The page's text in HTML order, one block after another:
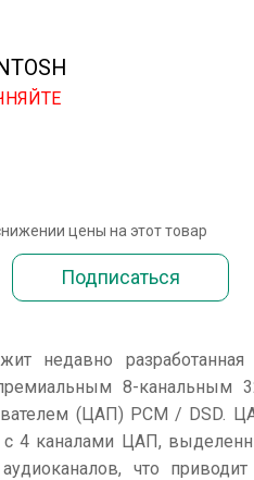
цены на этот товар
недавно
8-канальным
(ЦАП) PCM / DSD.
с 4 каналами ЦАП,
что приводит